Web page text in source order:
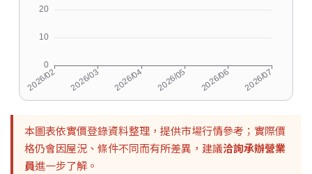
本圖表依實價登錄資料整理，提供市場行情參考；實際價
格仍會因屋況、條件不同而有所差異，建議洽詢承辦營業
員進一步了解。